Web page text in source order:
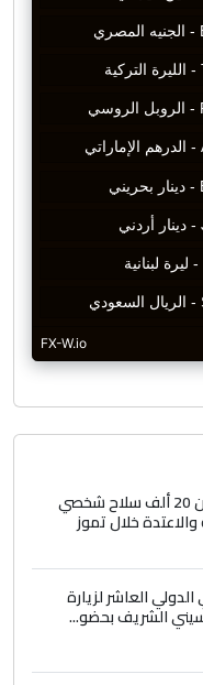
الداخلية: تسجيل أكثر من 20 ألف سلاح شخصي
خلال تموز
العاشر لزيارة
الشريف بحضو...